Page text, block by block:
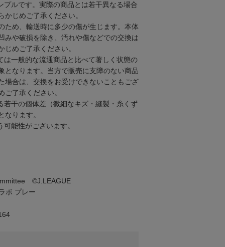
ルです。実際の商品とは若干異なる場合
かじめご了承ください。
め、輸送時に多少の傷が生じます。本体
みや破損を除き、汚れや傷などでの交換は
じめご了承ください。
一般的な流通商品と比べて著しく状態の
となります。当方で販売に支障のない商品
場合は、交換をお受けできないこともござ
ご了承ください。
干の個体差（微細なキズ・縫製・糸くず
なります。
能性がございます。
©J.LEAGUE
ボ プレー